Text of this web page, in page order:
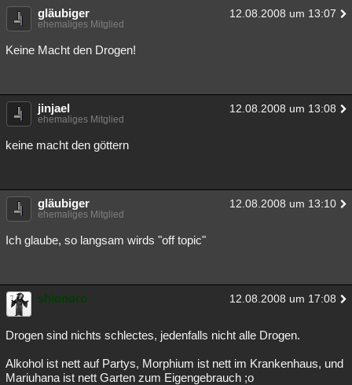
gläubiger 12.08.2008 um 13:07
ehemaliges Mitglied
Keine Macht den Drogen!
jinjael 12.08.2008 um 13:08
ehemaliges Mitglied
keine macht den göttern
gläubiger 12.08.2008 um 13:10
ehemaliges Mitglied
Ich glaube, so langsam wirds "off topic"
shionoro 12.08.2008 um 17:08
Drogen sind nichts schlectes, jedenfalls nicht alle Drogen.
Alkohol ist nett auf Partys, Morphium ist nett im Krankenhaus, und
Mariuhana ist nett Garten zum Eigengebrauch ;o